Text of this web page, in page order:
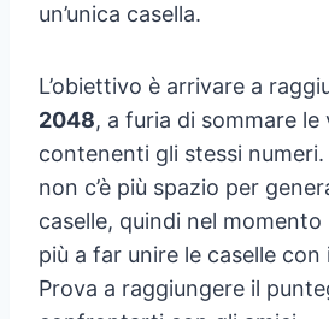
un’unica casella.
L’obiettivo è arrivare a
2048, a furia di sommare le
contenenti gli stessi
non c’è più spazio per
caselle, quindi nel
più a far unire le caselle con
Prova a raggiungere il